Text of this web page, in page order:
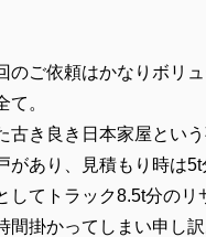
のご依頼はかなりボリ
て。
古き良き日本家屋とい
があり、見積もり時は
してトラック8.5t分のリ
間掛かってしまい申し